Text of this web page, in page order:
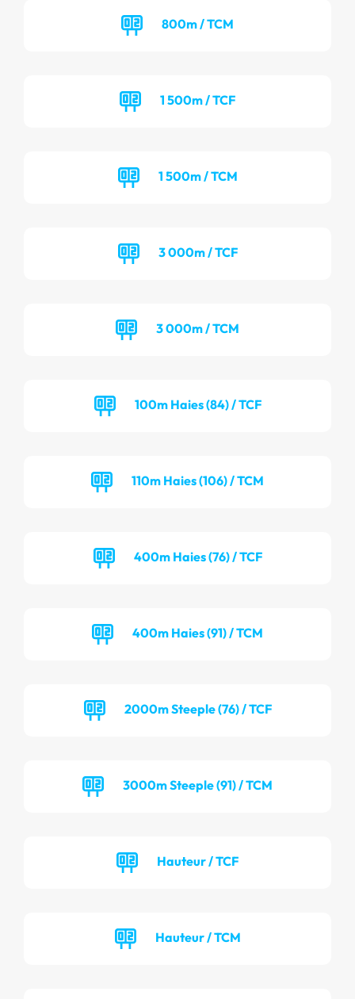
800m / TCM
1 500m / TCF
1 500m / TCM
3 000m / TCF
3 000m / TCM
100m Haies (84) / TCF
110m Haies (106) / TCM
400m Haies (76) / TCF
400m Haies (91) / TCM
2000m Steeple (76) / TCF
3000m Steeple (91) / TCM
Hauteur / TCF
Hauteur / TCM